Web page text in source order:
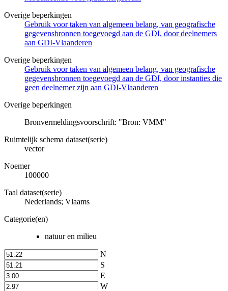
Overige beperkingen
Gebruik voor taken van algemeen belang, van geografische
gegevensbronnen toegevoegd aan de GDI, door deelnemers
aan GDI-Vlaanderen
Overige beperkingen
Gebruik voor taken van algemeen belang, van geografische
gegevensbronnen toegevoegd aan de GDI, door instanties die
geen deelnemer zijn aan GDI-Vlaanderen
Overige beperkingen
Bronvermeldingsvoorschrift: "Bron: VMM"
Ruimtelijk schema dataset(serie)
vector
Noemer
100000
Taal dataset(serie)
Nederlands; Vlaams
Categorie(en)
natuur en milieu
N
S
E
W